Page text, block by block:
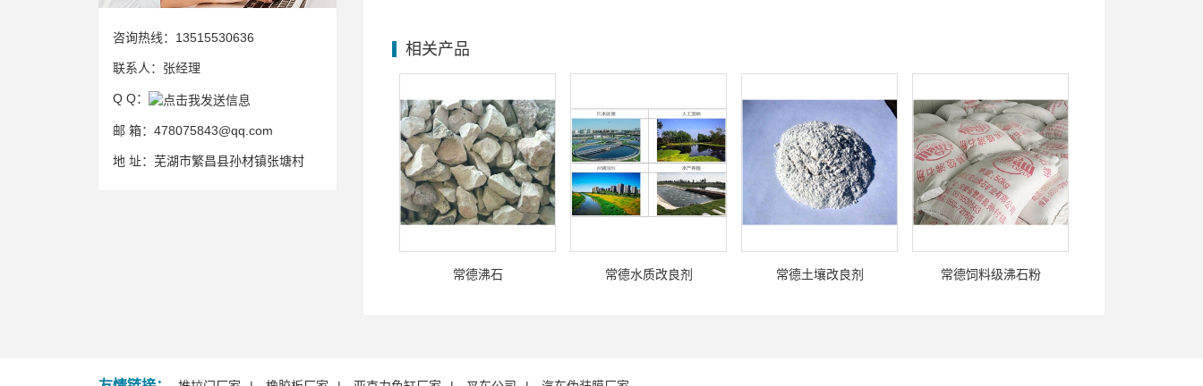
咨询热线： 13515530636
联系人： 张经理
Q Q：
邮 箱： 478075843@qq.com
地 址： 芜湖市繁昌县孙材镇张塘村
相关产品
常德沸石 常德水质改良剂 常德土壤改良剂 常德饲料级沸石粉